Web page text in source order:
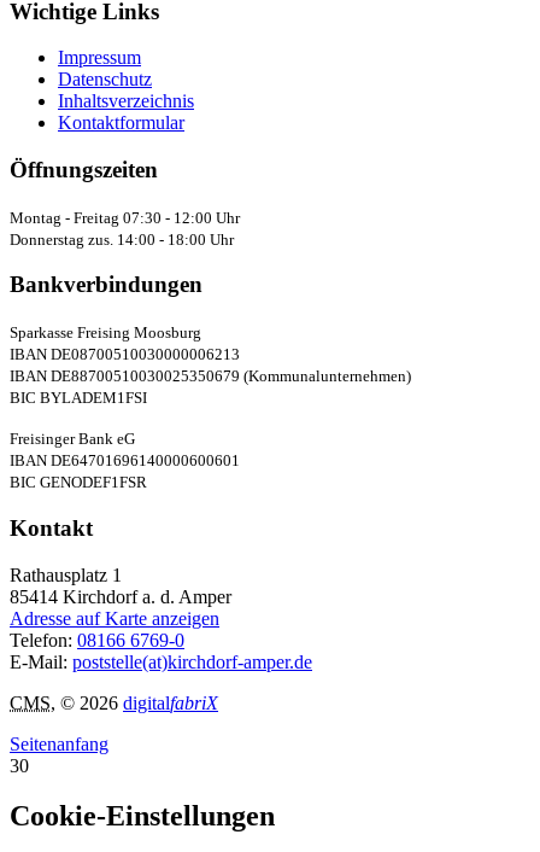
Wichtige Links
Impressum
Datenschutz
Inhaltsverzeichnis
Kontaktformular
Öffnungszeiten
Montag - Freitag 07:30 - 12:00 Uhr
Donnerstag zus. 14:00 - 18:00 Uhr
Bankverbindungen
Sparkasse Freising Moosburg
IBAN DE08700510030000006213
IBAN DE88700510030025350679 (Kommunalunternehmen)
BIC BYLADEM1FSI
Freisinger Bank eG
IBAN DE64701696140000600601
BIC GENODEF1FSR
Kontakt
Rathausplatz 1
85414 Kirchdorf a. d. Amper
Adresse auf Karte anzeigen
Telefon: 08166 6769-0
E-Mail: poststelle(at)kirchdorf-amper.de
CMS, © 2026 digitalfabriX
Seitenanfang
30
Cookie-Einstellungen